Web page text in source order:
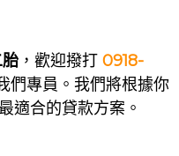
，歡迎撥打 0918-
們專員。我們將根據你
適合的貸款方案。